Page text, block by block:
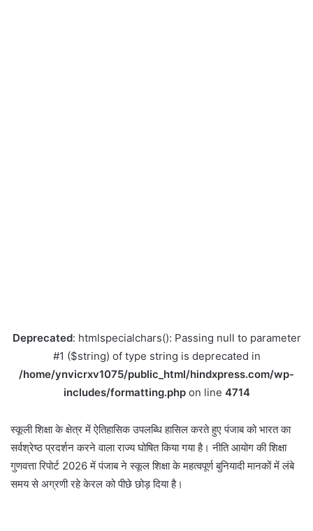
Deprecated: htmlspecialchars(): Passing null to parameter
#1 ($string) of type string is deprecated in
/home/ynvicrxv1075/public_html/hindxpress.com/wp-
includes/formatting.phpon line 4714
स्कूली शिक्षा के क्षेत्र में ऐतिहासिक उपलब्धि हासिल करते हुए पंजाब को भारत का
सर्वश्रेष्ठ प्रदर्शन करने वाला राज्य घोषित किया गया है। नीति आयोग की शिक्षा
गुणवत्ता रिपोर्ट 2026 में पंजाब ने स्कूल शिक्षा के महत्वपूर्ण बुनियादी मानकों में लंबे
समय से अग्रणी रहे केरल को पीछे छोड़ दिया है।